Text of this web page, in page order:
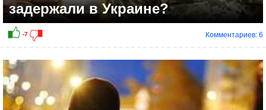
задержали в Украине?
Комментариев: 6